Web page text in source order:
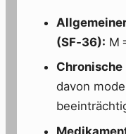
(SF‑36): M
Chronische
davon